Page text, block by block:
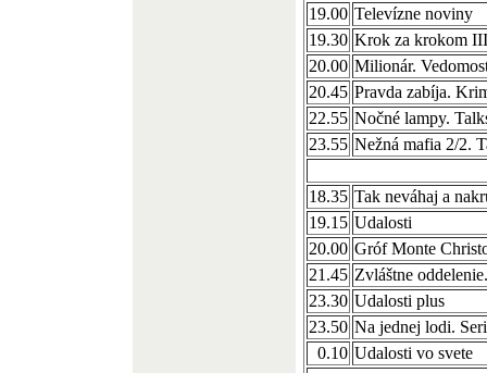
19.00 Televízne noviny
19.30 Krok za krokom
20.00 Milionár.
20.45 Pravda zabíja.
22.55 Nočné lampy.
23.55 Nežná mafia 2/2.
18.35 Tak neváhaj a
19.15 Udalosti
20.00 Gróf Monte
21.45 Zvláštne
23.30 Udalosti plus
23.50 Na jednej lodi.
0.10 Udalosti vo svete